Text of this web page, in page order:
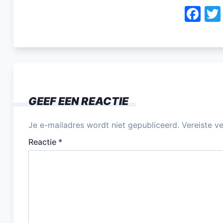
F
c
k
GEEF EEN REACTIE
Je e-mailadres wordt niet gepubliceerd. Vereiste
Reactie *